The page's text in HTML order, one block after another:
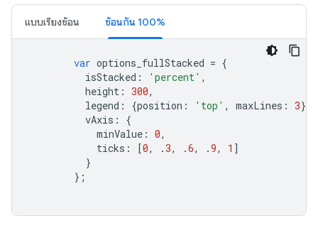
แบบเรียงซ้อน ซ้อนกัน 100%
var options_fullStacked = {
isStacked : 'percent' ,
height : 300,
legend : {position : 'top' , maxLines : 3},
vAxis :
{
minValue : 0,
ticks : [0, .3, .6, .9, 1 ]
}
};